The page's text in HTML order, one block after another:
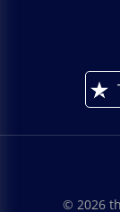
© 2026